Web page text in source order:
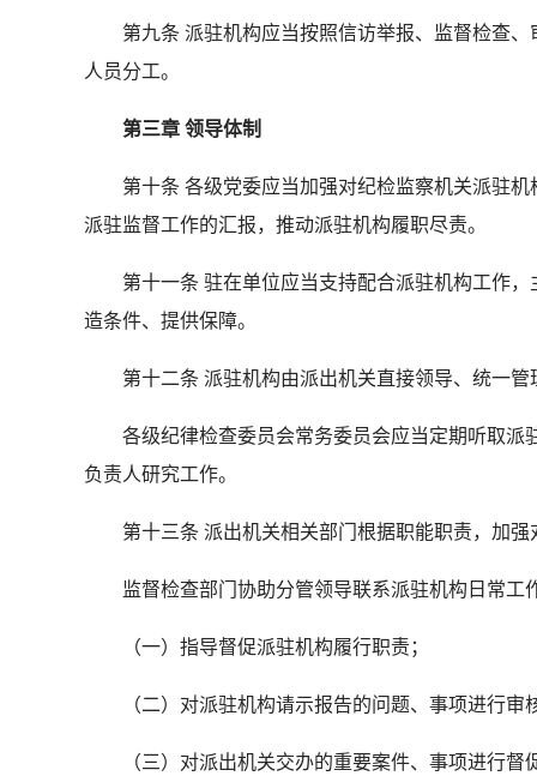
第九条 派驻机构应当按照信访举报、监督检查、
人员分工。
第三章 领导体制
第十条 各级党委应当加强对纪检监察机关派驻机
派驻监督工作的汇报，推动派驻机构履职尽责。
第十一条 驻在单位应当支持配合派驻机构工作，
造条件、提供保障。
第十二条 派驻机构由派出机关直接领导、统一管
各级纪律检查委员会常务委员会应当定期听取派
负责人研究工作。
第十三条 派出机关相关部门根据职能职责，加强
监督检查部门协助分管领导联系派驻机构日常工
（一）指导督促派驻机构履行职责；
（二）对派驻机构请示报告的问题、事项进行审
（三）对派出机关交办的重要案件、事项进行督